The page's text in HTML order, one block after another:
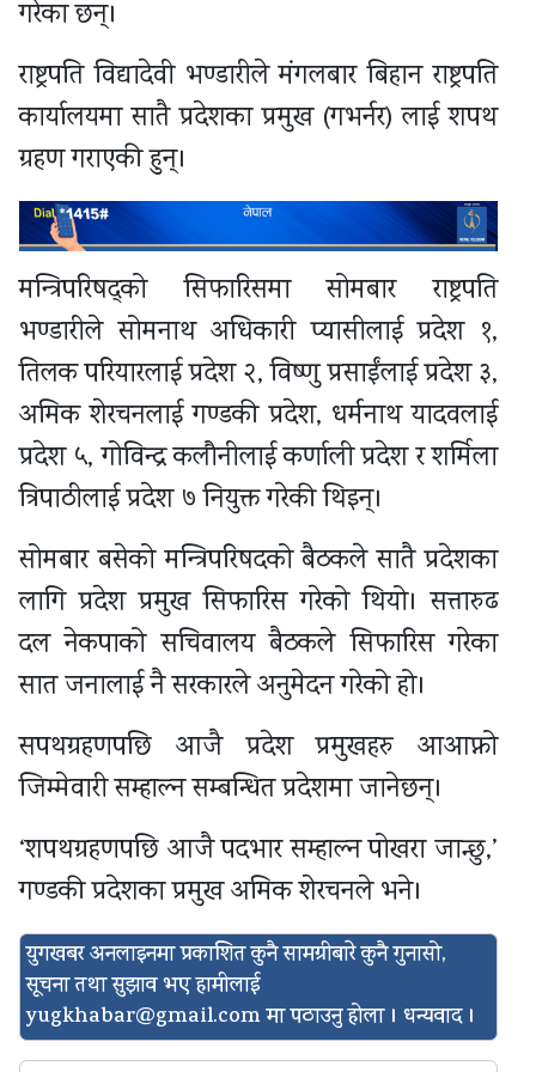
गरेका छन्।
राष्ट्रपति विद्यादेवी भण्डारीले मंगलबार बिहान राष्ट्रपति
कार्यालयमा सातै प्रदेशका प्रमुख (गभर्नर) लाई शपथ
ग्रहण गराएकी हुन्।
मन्त्रिपरिषद्को सिफारिसमा सोमबार राष्ट्रपति
भण्डारीले सोमनाथ अधिकारी प्यासीलाई प्रदेश १,
तिलक परियारलाई प्रदेश २, विष्णु प्रसाईंलाई प्रदेश ३,
अमिक शेरचनलाई गण्डकी प्रदेश, धर्मनाथ यादवलाई
प्रदेश ५, गोविन्द्र कलौनीलाई कर्णाली प्रदेश र शर्मिला
त्रिपाठीलाई प्रदेश ७ नियुक्त गरेकी थिइन्।
सोमबार बसेको मन्त्रिपरिषदको बैठकले सातै प्रदेशका
लागि प्रदेश प्रमुख सिफारिस गरेको थियो। सत्तारुढ
दल नेकपाको सचिवालय बैठकले सिफारिस गरेका
सात जनालाई नै सरकारले अनुमेदन गरेको हो।
सपथग्रहणपछि आजै प्रदेश प्रमुखहरु आआफ्नो
जिम्मेवारी सम्हाल्न सम्बन्धित प्रदेशमा जानेछन्।
‘शपथग्रहणपछि आजै पदभार सम्हाल्न पोखरा जान्छु,’
गण्डकी प्रदेशका प्रमुख अमिक शेरचनले भने।
युगखबर अनलाइनमा प्रकाशित कुनै सामग्रीबारे कुनै गुनासो,
सूचना तथा सुझाव भए हामीलाई
yugkhabar@gmail.comमा पठाउनु होला । धन्यवाद ।